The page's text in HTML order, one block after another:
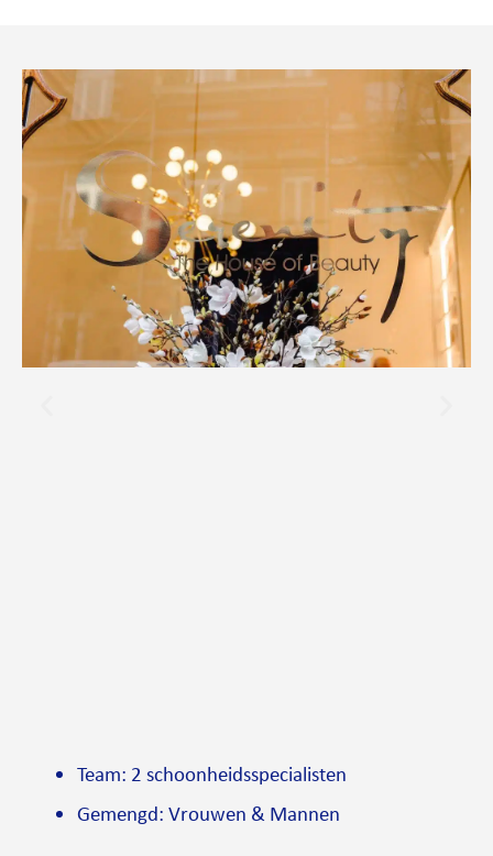
Team: 2 schoonheidsspecialisten
Gemengd: Vrouwen & Mannen